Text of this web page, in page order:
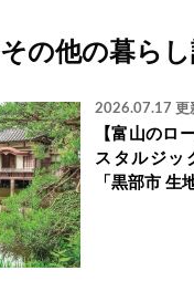
その他の暮ら
2026.07.17 更
【富山のロ
スタルジッ
「黒部市 生